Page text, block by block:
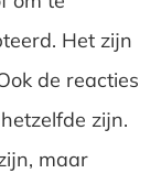
Het zijn
de reacties
zijn.
maar